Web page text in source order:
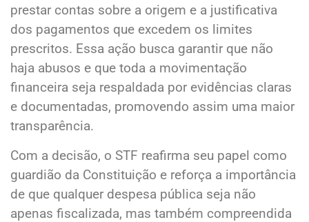
prestar contas sobre a origem e a justificativa
dos pagamentos que excedem os limites
prescritos. Essa ação busca garantir que não
haja abusos e que toda a movimentação
financeira seja respaldada por evidências claras
e documentadas, promovendo assim uma maior
transparência.
Com a decisão, o STF reafirma seu papel como
guardião da Constituição e reforça a importância
de que qualquer despesa pública seja não
apenas fiscalizada, mas também compreendida